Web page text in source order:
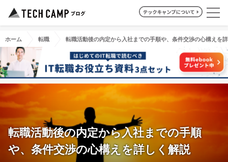
ホーム 転職 転職活動後の内定から入社までの手順や、条件交渉の心構えを
転職活動後の内定から入社までの手順
や、条件交渉の心構えを詳しく解説